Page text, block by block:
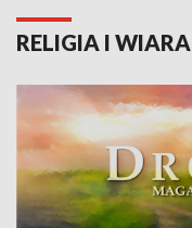
RELIGIA I WIARA